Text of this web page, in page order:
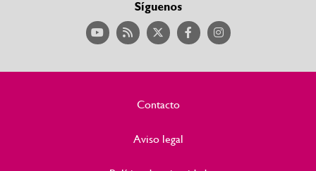
Síguenos
Contacto
Aviso legal